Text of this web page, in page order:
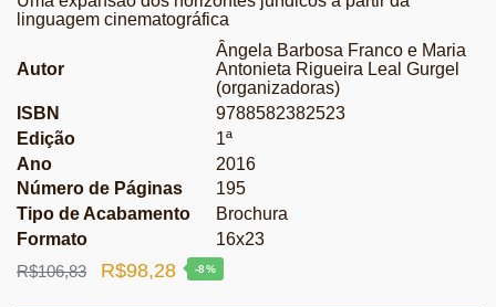
linguagem cinematográfica
Autor
Ângela Barbosa Franco e Maria
Antonieta Rigueira Leal Gurgel
(organizadoras)
ISBN
9788582382523
Edição
1ª
Ano
2016
Número de Páginas
195
Tipo de Acabamento
Brochura
Formato
16x23
R$106,83
O
R$98,28O
-8%